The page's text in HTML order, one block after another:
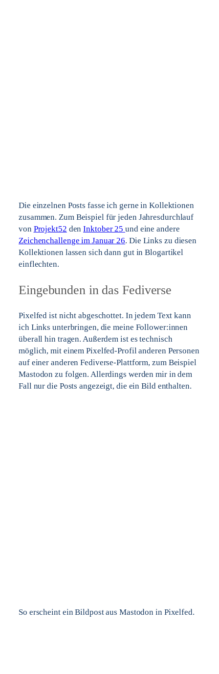
Die einzelnen Posts fasse ich gerne in Kollektionen
zusammen. Zum Beispiel für jeden Jahresdurchlauf
von Projekt52 denInktober 25und eine andere
Zeichenchallenge im Januar 26. Die Links zu diesen
Kollektionen lassen sich dann gut in Blogartikel
einflechten.
Eingebunden in das Fediverse
Pixelfed ist nicht abgeschottet. In jedem Text kann
ich Links unterbringen, die meine Follower:innen
überall hin tragen. Außerdem ist es technisch
möglich, mit einem Pixelfed-Profil anderen Personen
auf einer anderen Fediverse-Plattform, zum Beispiel
Mastodon zu folgen. Allerdings werden mir in dem
Fall nur die Posts angezeigt, die ein Bild enthalten.
So erscheint ein Bildpost aus Mastodon in Pixelfed.